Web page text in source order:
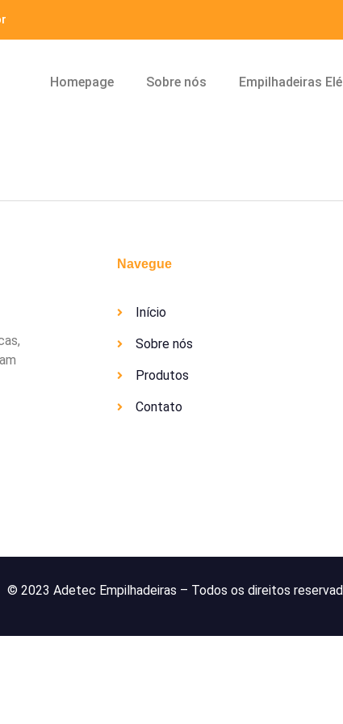
Homepage Sobre nós Empilhadeiras
Navegue
Início
Sobre nós
Produtos
Contato
© 2023 Adetec Empilhadeiras – Todos os direitos